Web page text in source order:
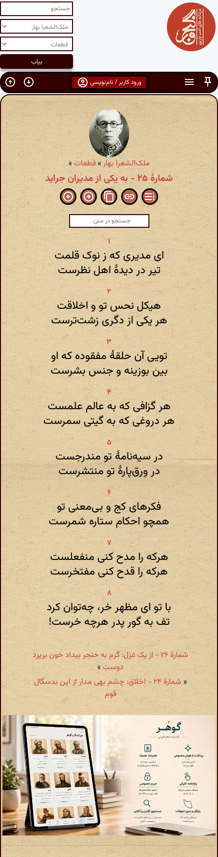
ورود کاربر / نام‌نویسی
ملک‌الشعرا بهار»قطعات»
شمارهٔ ۲۵ - به یکی از مدیران جراید
ای مدیری که ز نوک قلمت
تیر در دیدهٔ اهل نظرست
هیکل نحس تو و اخلاقت
هر یکی از دگری زشت‌ترست
تویی آن حلقهٔ مفقوده که او
بین بوزینه و جنس‌ بشرست
هر گزافی که به عالم علمست
هر دروغی که به گیتی سمرست
در سیه‌نامهٔ تو مندرجست
در ورق‌پارهٔ تو منتشرست
فکرهای کج و بی‌معنی تو
همچو احکام ستاره شمرست
هرکه را مدح کنی منفعلست
هرکه را قدح کنی مفتخرست
با تو ای مظهر خر، چه‌توان کرد
تف به گور پدر هرچه خرست‌!
شمارهٔ ۲۶ - از یک غزل: گرم به خنجر بیداد خون بریزد
دوست »
«
شمارهٔ ۲۴ - اخلاق: چشم بهی مدار از این بدسگال
قوم